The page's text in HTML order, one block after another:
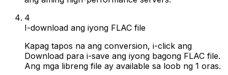
4
I-download ang iyong FLAC file
Kapag tapos na ang conversion, i-click ang
Download para i-save ang iyong bagong FLAC file.
Ang mga libreng file ay available sa loob ng 1 oras.